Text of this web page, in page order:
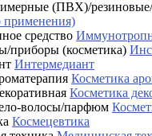
применения)
Интермедиант
Косметика
Косметика
Космецевтика